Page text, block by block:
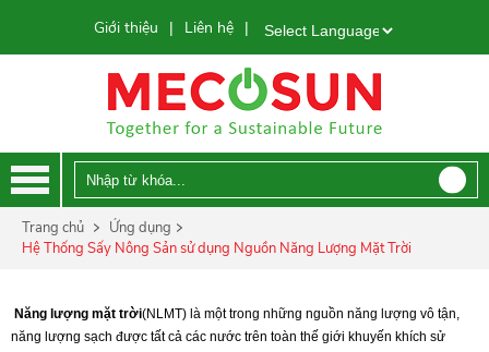
Giới thiệu | Liên hệ
|
Powered by
Trang chủ
Ứng dụng
Hệ Thống Sấy Nông Sản sử dụng Nguồn Năng Lượng Mặt Trời
Năng lượng mặt trời(NLMT) là một trong những nguồn năng lượng vô tận,
năng lượng sạch được tất cả các nước trên toàn thế giới khuyến khích sử